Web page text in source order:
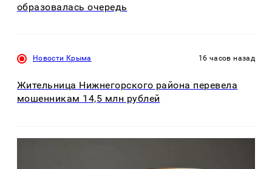
образовалась очередь
Новости Крыма 16 часов назад
Жительница Нижнегорского района перевела
мошенникам 14,5 млн рублей